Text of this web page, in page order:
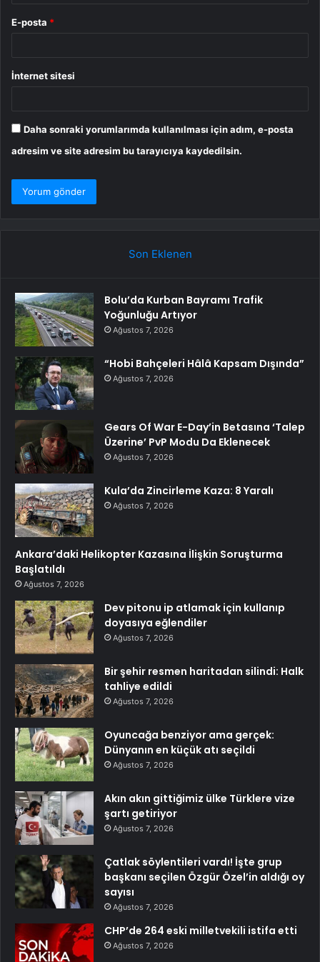
E-posta *
İnternet sitesi
Daha sonraki yorumlarımda kullanılması için adım, e-posta
adresim ve site adresim bu tarayıcıya kaydedilsin.
Son Eklenen
Bolu’da Kurban Bayramı Trafik
Yoğunluğu Artıyor
Ağustos 7, 2026
“Hobi Bahçeleri Hâlâ Kapsam Dışında”
Ağustos 7, 2026
Gears Of War E-Day’in Betasına ‘Talep
Üzerine’ PvP Modu Da Eklenecek
Ağustos 7, 2026
Kula’da Zincirleme Kaza: 8 Yaralı
Ağustos 7, 2026
Ankara’daki Helikopter Kazasına İlişkin Soruşturma
Başlatıldı
Ağustos 7, 2026
Dev pitonu ip atlamak için kullanıp
doyasıya eğlendiler
Ağustos 7, 2026
Bir şehir resmen haritadan silindi: Halk
tahliye edildi
Ağustos 7, 2026
Oyuncağa benziyor ama gerçek:
Dünyanın en küçük atı seçildi
Ağustos 7, 2026
Akın akın gittiğimiz ülke Türklere vize
şartı getiriyor
Ağustos 7, 2026
Çatlak söylentileri vardı! İşte grup
başkanı seçilen Özgür Özel’in aldığı oy
sayısı
Ağustos 7, 2026
CHP’de 264 eski milletvekili istifa etti
Ağustos 7, 2026